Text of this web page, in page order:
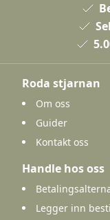
Roda stjarnan
Om oss
Guider
Kontakt oss
Handle hos oss
Legger inn